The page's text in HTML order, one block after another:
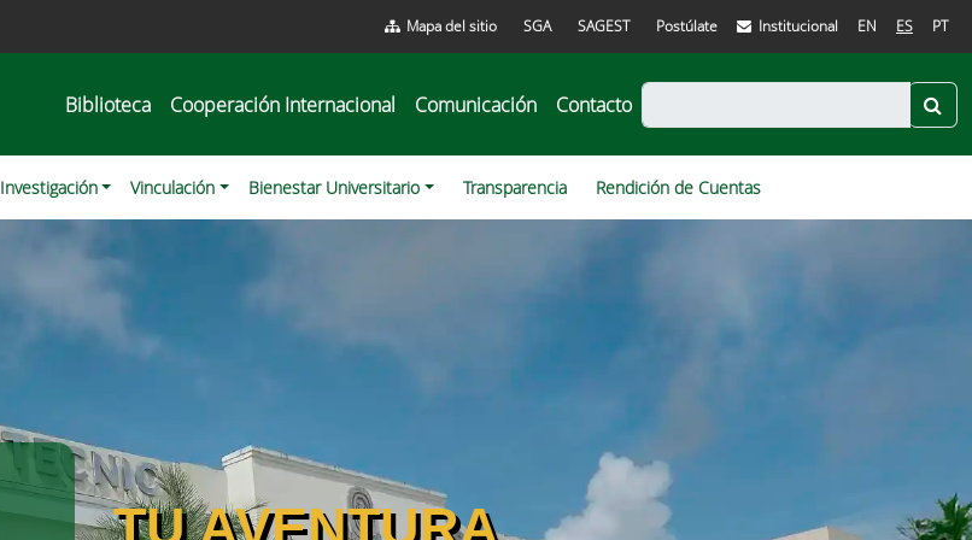
Mapa del sitio SGA SAGEST Postúlate Institucional EN ES PT
Biblioteca Cooperación Internacional Comunicación Contacto
Investigación Vinculación Bienestar Universitario Transparencia Rendición de Cuentas
TU AVENTURA